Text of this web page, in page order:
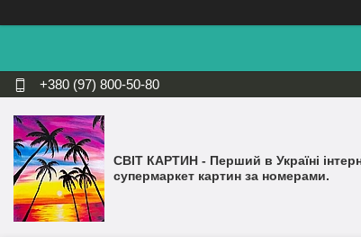
+380 (97) 800-50-80
СВІТ КАРТИН - Перший в Україні
супермаркет картин за номерами.